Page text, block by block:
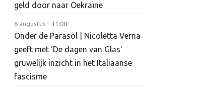
geld door naar Oekraïne
6 augustus - 11:08
Onder de Parasol | Nicoletta Verna
geeft met 'De dagen van Glas'
gruwelijk inzicht in het Italiaanse
fascisme